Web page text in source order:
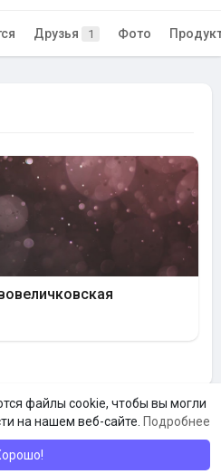
файлы cookie, чтобы вы могли
на нашем веб-сайте. Подробнее
Друзья 1 Фото